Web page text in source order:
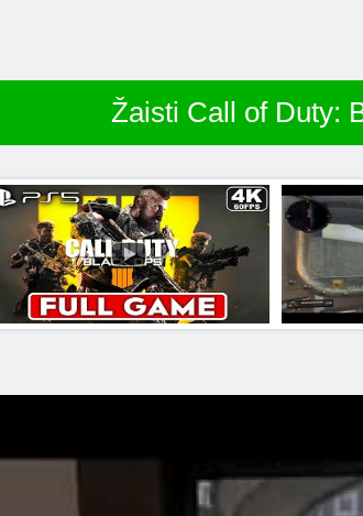
Žaisti Call of Duty: